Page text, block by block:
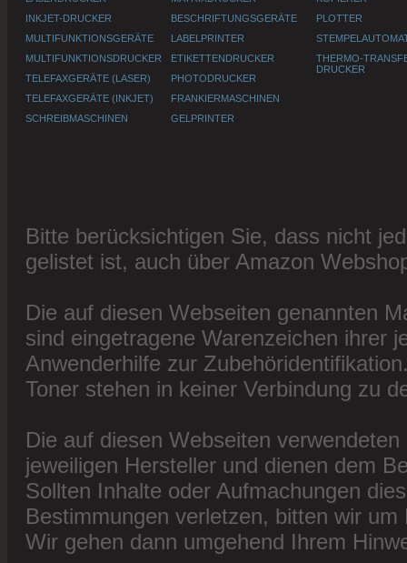
INKJET-DRUCKER
MULTIFUNKTIONSGERÄTE
MULTIFUNKTIONSDRUCKER
TELEFAXGERÄTE (LASER)
TELEFAXGERÄTE (INKJET)
SCHREIBMASCHINEN
BESCHRIFTUNGSGERÄTE
LABELPRINTER
ETIKETTENDRUCKER
PHOTODRUCKER
FRANKIERMASCHINEN
GELPRINTER
PLOTTER
THERMO-
DRUCKER
Bitte berücksichtigen Sie, dass nicht
gelistet ist, auch über Amazon
Die auf diesen Webseiten genannten
sind eingetragene Warenzeichen ihrer
Anwenderhilfe zur
Toner stehen in keiner Verbindung zu
Die auf diesen Webseiten
jeweiligen Hersteller und dienen dem
Sollten Inhalte oder Aufmachungen
Bestimmungen verletzen, bitten wir
Wir gehen dann umgehend Ihrem